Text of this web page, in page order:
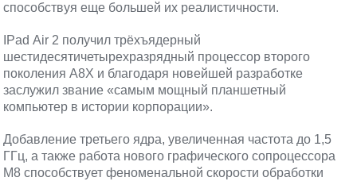
способствуя еще большей их реалистичности.
IPad Air 2 получил трёхъядерный
шестидесятичетырехразрядный процессор второго
поколения A8X и благодаря новейшей разработке
заслужил звание «самым мощный планшетный
компьютер в истории корпорации».
Добавление третьего ядра, увеличенная частота до 1,5
ГГц, а также работа нового графического сопроцессора
М8 способствует феноменальной скорости обработки